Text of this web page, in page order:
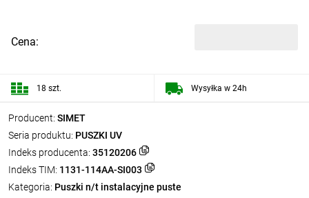
Producent: SIMET
Seria produktu: PUSZKI UV
Indeks producenta: 35120206
Indeks TIM: 1131-114AA-SI003
Kategoria: Puszki n/t instalacyjne puste
Cena:
18 szt. Wysyłka w 24h